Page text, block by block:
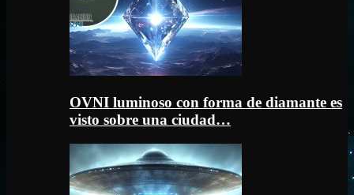
OVNI luminoso con forma de diamante es
visto sobre una ciudad…